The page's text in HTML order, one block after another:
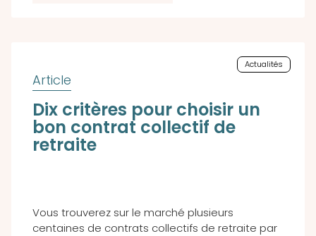
Actualités
Dix critères pour choisir un
bon contrat collectif de
retraite
Vous trouverez sur le marché plusieurs
centaines de contrats collectifs de retraite par